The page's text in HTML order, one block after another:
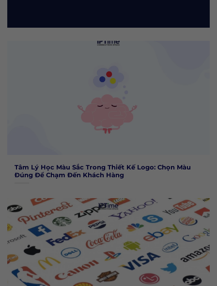
Tâm Lý Học Màu Sắc Trong Thiết Kế Logo: Chọn Màu
Đúng Để Chạm Đến Khách Hàng